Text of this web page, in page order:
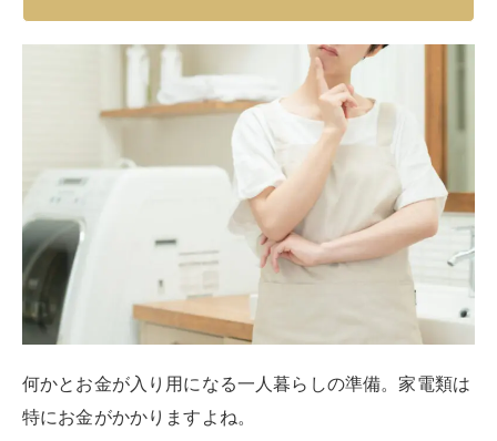
何かとお金が入り用になる一人暮らしの準備。家電類は
特にお金がかかりますよね。
洗濯機の種類 価格の目安
縦型洗濯機 2万円台〜
ドラム式洗濯機（乾燥機能なし） 6万円台〜
ドラム式洗濯機（乾燥機能あり） 10万円台〜
本体価格だけで見れば、縦型とドラム式では縦型洗濯機
のほうが圧倒的に安く、縦型洗濯機はかなり低価格帯か
ら販売されています。